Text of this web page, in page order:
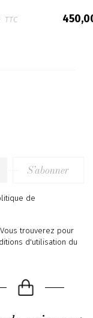
TTC
S’abonner
de
trouverez pour
d'utilisation du